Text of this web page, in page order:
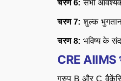
चरण 6: सभी
चरण 7: शुल्क
चरण 8: भविष्य के
CRE AIIMS
ग्रुप B और C